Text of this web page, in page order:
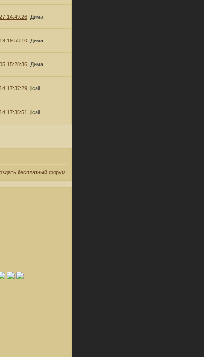
14:49:26 Дима
19:53:10 Дима
15:28:36 Дима
17:37:29 jicail
17:35:51 jicail
бесплатный форум